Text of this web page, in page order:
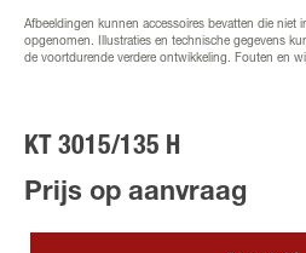
Afbeeldingen kunnen accessoires bevatten die niet
opgenomen. Illustraties en technische gegevens
de voortdurende verdere ontwikkeling. Fouten en
KT 3015/135 H
Prijs op aanvraag